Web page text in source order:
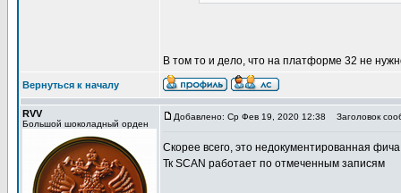
В том то и дело, что на платформе 32 не
Вернуться к началу
RVV
Большой шоколадный орден
Добавлено: Ср Фев 19, 2020 12:38 Заголовок
Скорее всего, это недокументированная
Тк SCAN работает по отмеченным записям